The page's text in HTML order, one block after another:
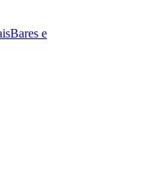
Bares e